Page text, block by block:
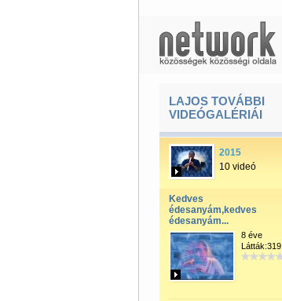
LAJOS TOVÁBBI
VIDEÓGALÉRIÁI
2015
10 videó
Kedves
édesanyám,kedves
édesanyám...
8 éve
Látták:319